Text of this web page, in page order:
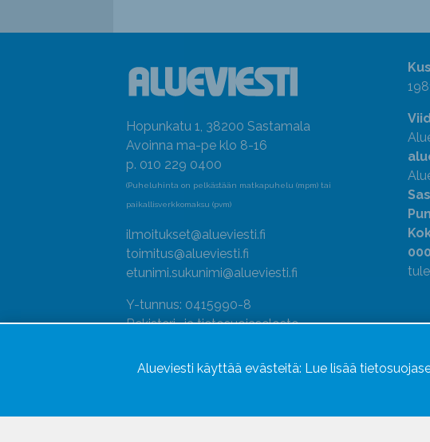
Hopunkatu 1, 38200 Sastamala
Avoinna ma-pe klo 8-16
p. 010 229 0400
(Puheluhinta on pelkästään matkapuhelu (mpm) tai
paikallisverkkomaksu (pvm)
ilmoitukset@alueviesti.fi
toimitus@alueviesti.fi
etunimi.sukunimi@alueviesti.fi
Y-tunnus: 0415990-8
Rekisteri- ja tietosuojaseloste
Seuraa meitä
000
Alueviesti käyttää evästeitä: Lue lisää